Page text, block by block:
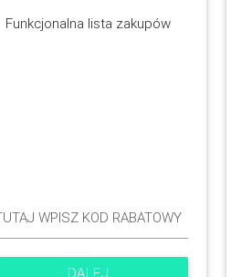
Funkcjonalna lista zakupów
DALEJ